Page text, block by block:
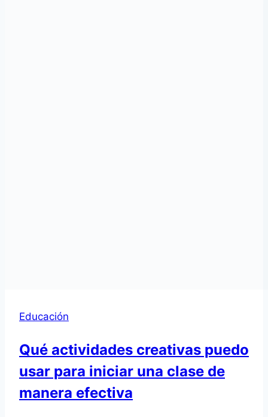
Educación
Qué actividades creativas puedo
usar para iniciar una clase de
manera efectiva